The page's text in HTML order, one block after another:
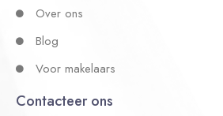
Over ons
Blog
Voor makelaars
Contacteer ons